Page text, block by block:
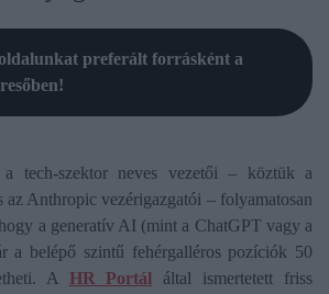
preferált forrásként a
tech-szektor neves vezetői – köztük a
Anthropic vezérigazgatói – folyamatosan
a generatív AI (mint a ChatGPT vagy a
a belépő szintű fehérgalléros pozíciók 50
A HR Portál által ismertetett friss